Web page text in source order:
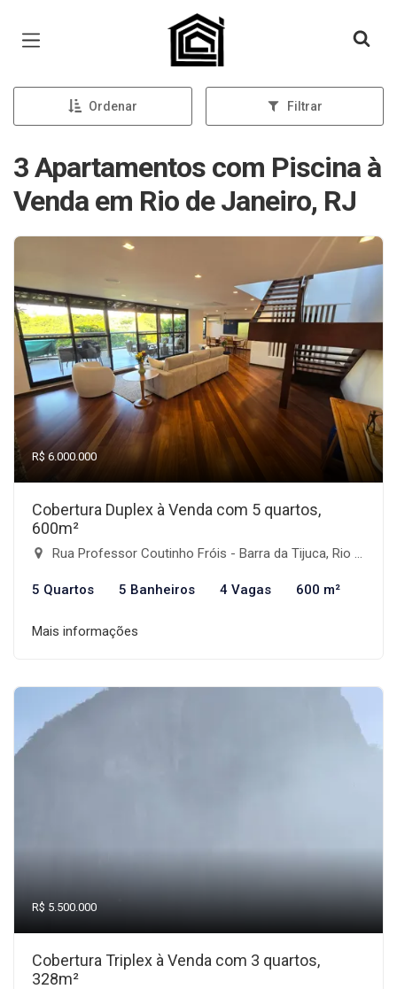
Página inicial
Ordenar Filtrar
3 Apartamentos com Piscina à
Venda em Rio de Janeiro, RJ
R$ 6.000.000
Cobertura Duplex à Venda com 5 quartos,
600m²
Rua Professor Coutinho Fróis - Barra da Tijuca, Rio de Janeiro-RJ
5 Quartos 5 Banheiros 4 Vagas 600 m²
Mais informações
R$ 5.500.000
Cobertura Triplex à Venda com 3 quartos,
328m²